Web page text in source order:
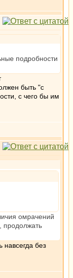
подробности
быть "с
с чего бы им
омрачений
продолжать
без